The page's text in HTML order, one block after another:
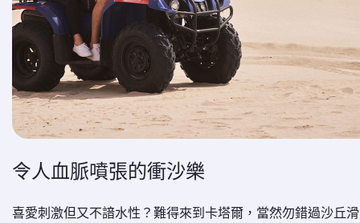
令人血脈噴張的衝沙樂
喜愛刺激但又不諳水性？難得來到卡塔爾，當然勿錯過沙丘滑